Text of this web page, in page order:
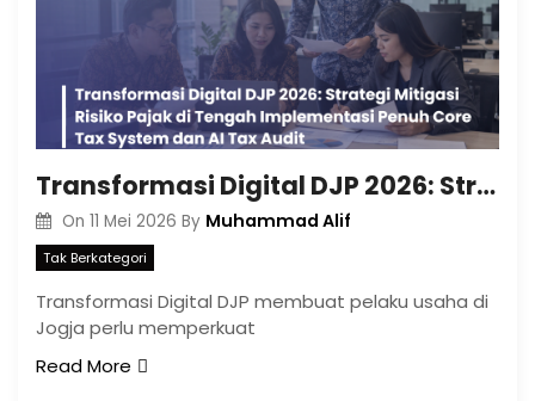
Transformasi Digital DJP 2026: Strategi Mitigasi Risiko Pajak di Tengah Implementasi Penuh Core Tax System dan AI Tax Audit
On 11 Mei 2026 By Muhammad Alif
Tak Berkategori
Transformasi Digital DJP membuat pelaku usaha di
Jogja perlu memperkuat
Read More